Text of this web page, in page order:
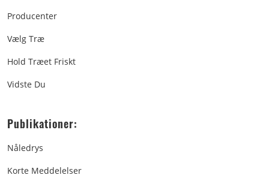
Producenter
Vælg Træ
Hold Træet Friskt
Vidste Du
Publikationer:
Nåledrys
Korte Meddelelser